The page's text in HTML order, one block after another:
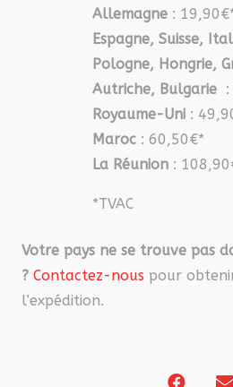
Allemagne :
Espagne, Suisse,
Pologne, Hongrie,
Autriche, Bulgarie
Royaume-Uni :
Maroc : 60,50€*
La Réunion :
*TVAC
Votre pays ne se trouve pas
? Contactez-nous pour
l’expédition.